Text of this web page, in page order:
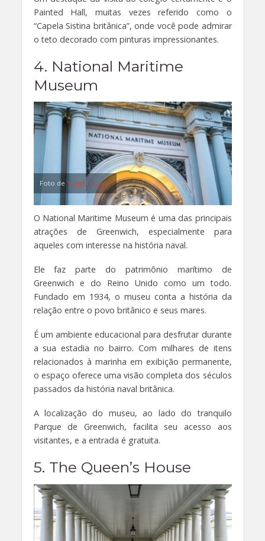
Painted Hall, muitas vezes referido como o
“Capela Sistina britânica”, onde você pode admirar
o teto decorado com pinturas impressionantes.
4. National Maritime
Museum
Foto de Yangki Suara
O National Maritime Museum é uma das principais
atrações de Greenwich, especialmente para
aqueles com interesse na história naval.
Ele faz parte do patrimônio marítimo de
Greenwich e do Reino Unido como um todo.
Fundado em 1934, o museu conta a história da
relação entre o povo britânico e seus mares.
É um ambiente educacional para desfrutar durante
a sua estadia no bairro. Com milhares de itens
relacionados à marinha em exibição permanente,
o espaço oferece uma visão completa dos séculos
passados ​​da história naval britânica.
A localização do museu, ao lado do tranquilo
Parque de Greenwich, facilita seu acesso aos
visitantes, e a entrada é gratuita.
5. The Queen’s House